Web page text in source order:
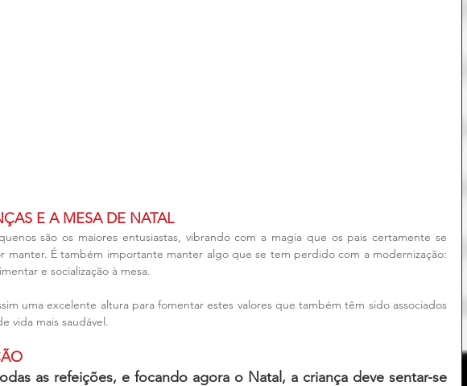
E A MESA DE NATAL
são os maiores entusiastas, vibrando com a magia que os pais certamente se
manter. É também importante manter algo que se tem perdido com a modernização:
e socialização à mesa.
uma excelente altura para fomentar estes valores que também têm sido associados
vida mais saudável.
as refeições, e focando agora o Natal, a criança deve sentar-se